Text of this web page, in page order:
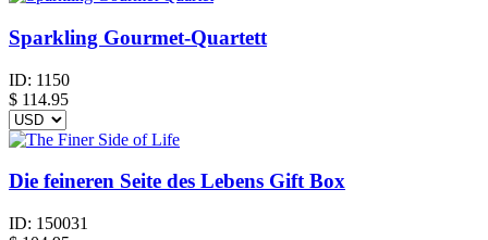
Sparkling Gourmet-Quartett
ID: 1150
$ 114.95
Die feineren Seite des Lebens Gift Box
ID: 150031